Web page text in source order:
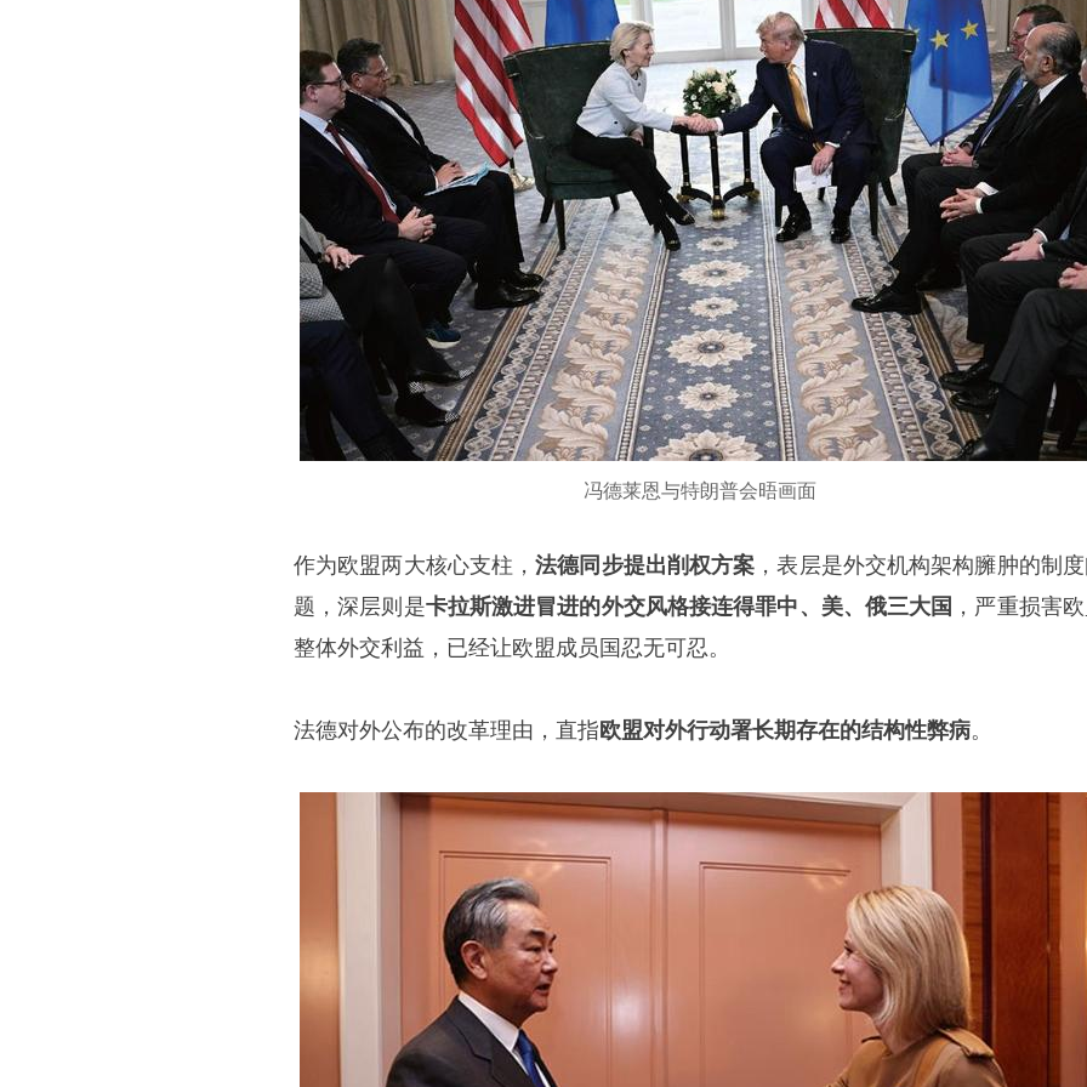
冯德莱恩与特朗普会晤画面
作为欧盟两大核心支柱，法德同步提出削权方案 ，表层是外交机构架构臃肿的制
题，深层则是卡拉斯激进冒进的外交风格接连得罪中、美、俄三大国 ，严重损害
整体外交利益，已经让欧盟成员国忍无可忍。
法德对外公布的改革理由，直指 欧盟对外行动署长期存在的结构性弊病。